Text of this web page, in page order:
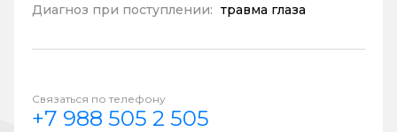
Диагноз при поступлении: травма глаза
Связаться по телефону
+7 988 505 2 505